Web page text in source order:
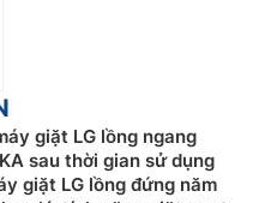
giặt LG lồng ngang
sau thời gian sử dụng
giặt LG lồng đứng năm